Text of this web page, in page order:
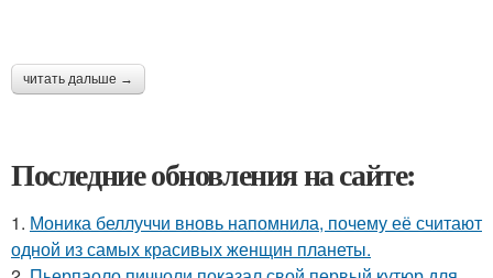
читать дальше →
Последние обновления на сайте:
1. Моника беллуччи вновь напомнила, почему её считают
одной из самых красивых женщин планеты.